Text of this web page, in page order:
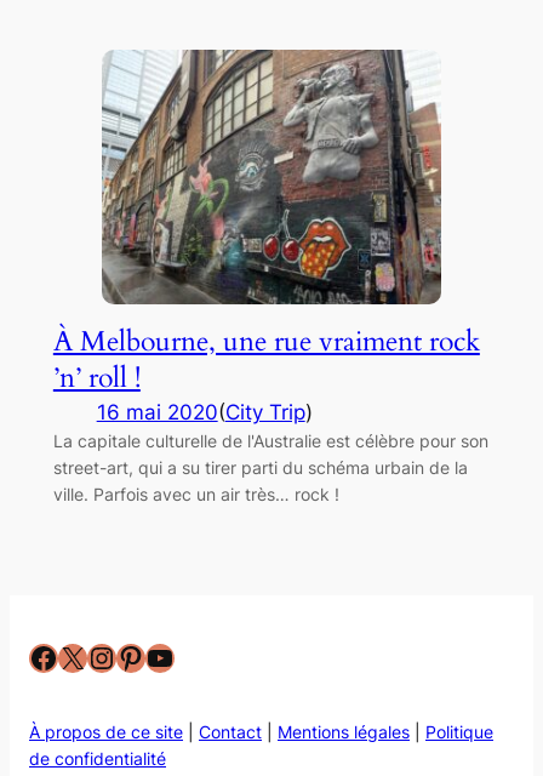
À Melbourne, une rue vraiment rock
’n’ roll !
16 mai 2020(City Trip)
La capitale culturelle de l'Australie est célèbre pour son
street-art, qui a su tirer parti du schéma urbain de la
ville. Parfois avec un air très… rock !
Facebook
X Instagram
Pinterest
YouTube
À propos de ce site Contact Mentions légales
Politique
de confidentialité